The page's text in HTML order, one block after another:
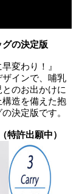
の決定版
変わり！』
インで、哺乳
のお出かけに
造を備えた抱
決定版です。
特許出願中）